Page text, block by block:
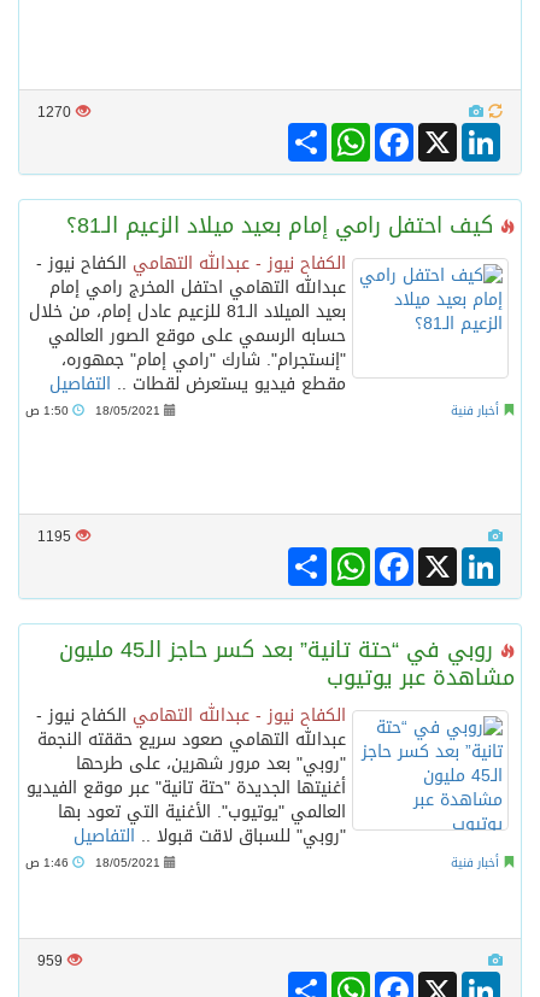
1270
Share
WhatsAppFacebook X
LinkedIn
كيف احتفل رامي إمام بعيد ميلاد الزعيم الـ81؟
الكفاح نيوز - عبدالله التهامي الكفاح نيوز -
عبدالله التهامي احتفل المخرج رامي إمام
بعيد الميلاد الـ81 للزعيم عادل إمام، من خلال
حسابه الرسمي على موقع الصور العالمي
"إنستجرام". شارك "رامي إمام" جمهوره،
مقطع فيديو يستعرض لقطات .. التفاصيل
أخبار فنية 18/05/2021
1195
Share
WhatsAppFacebook X
LinkedIn
روبي في “حتة تانية” بعد كسر حاجز الـ45 مليون
مشاهدة عبر يوتيوب
الكفاح نيوز - عبدالله التهامي الكفاح نيوز -
عبدالله التهامي صعود سريع حققته النجمة
"روبي" بعد مرور شهرين، على طرحها
أغنيتها الجديدة "حتة تانية" عبر موقع الفيديو
العالمي "يوتيوب". الأغنية التي تعود بها
"روبي" للسباق لاقت قبولا .. التفاصيل
أخبار فنية 18/05/2021
959
Share
WhatsAppFacebook X
LinkedIn